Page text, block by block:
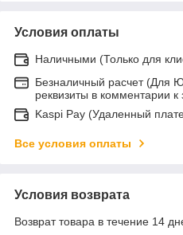
Условия оплаты
Наличными (Только для
Безналичный расчет (Для
реквизиты в комментарии к
Kaspi Pay (Удаленный
Все условия оплаты
Условия возврата
Возврат товара в течение 14